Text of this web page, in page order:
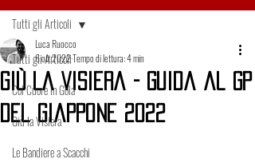
Tutti gli Articoli
Col Cuore in Gola
Giù la Visiera
Le Bandiere a Scacchi
Tutti gli Articoli
Giù La Visiera - Guida al GP
del Giappone 2022
Luca Ruocco
6 ott 2022Tempo di lettura: 4 min